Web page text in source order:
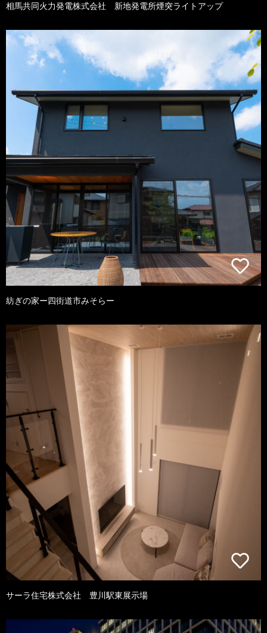
相馬共同火力発電株式会社 新地発電所煙突ライトアップ
紡ぎの家ー四街道市みそらー
サーラ住宅株式会社 豊川駅東展示場